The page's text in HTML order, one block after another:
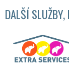
DALŠÍ